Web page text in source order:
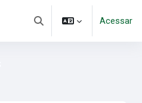
Alternar entrada deAcessar